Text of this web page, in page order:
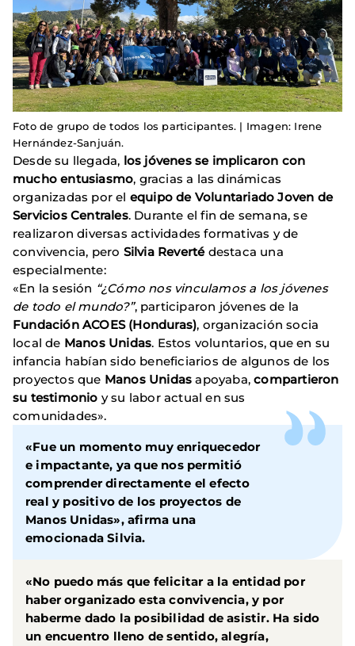
Foto de grupo de todos los participantes. | Imagen: Irene
Hernández-Sanjuán.
Desde su llegada, los jóvenes se implicaron con
mucho entusiasmo, gracias a las dinámicas
organizadas por el equipo de Voluntariado Joven de
Servicios Centrales. Durante el fin de semana, se
realizaron diversas actividades formativas y de
convivencia, pero Silvia Reverté destaca una
especialmente:
«En la sesión “¿Cómo nos vinculamos a los jóvenes
de todo el mundo?”, participaron jóvenes de la
Fundación ACOES (Honduras), organización socia
local de Manos Unidas. Estos voluntarios, que en su
infancia habían sido beneficiarios de algunos de los
proyectos que Manos Unidasapoyaba,compartieron
su testimonio y su labor actual en sus
comunidades».
«Fue un momento muy enriquecedor
e impactante, ya que nos permitió
comprender directamente el efecto
real y positivo de los proyectos de
Manos Unidas», afirma una
emocionadaSilvia.
«No puedo más que felicitar a la entidad por
haber organizado esta convivencia, y por
haberme dado la posibilidad de asistir. Ha sido
un encuentro lleno de sentido, alegría,